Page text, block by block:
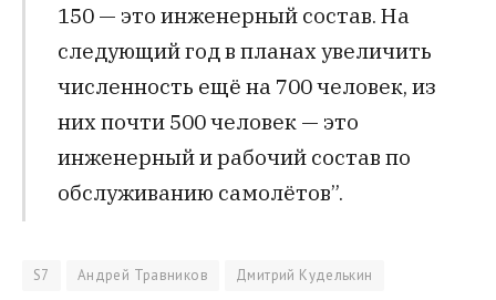
150 — это инженерный состав. На
следующий год в планах увеличить
численность ещё на 700 человек, из
них почти 500 человек — это
инженерный и рабочий состав по
обслуживанию самолётов”.
S7 Андрей Травников Дмитрий Куделькин